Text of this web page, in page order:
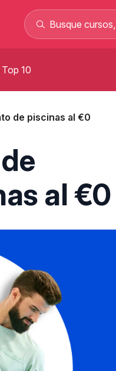
Curso de
Curso gratis
profesional 100%
salarios de hasta
Top 10
de piscinas al €0
al €0